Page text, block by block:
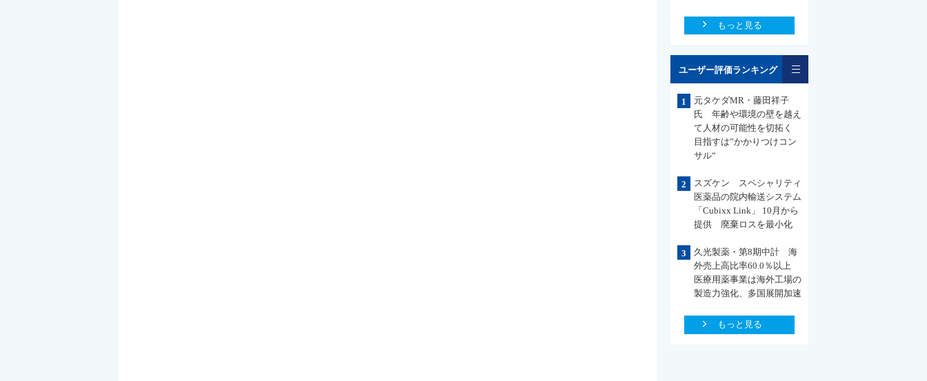
もっと見る
ユーザー評価ランキング
1
元タケダMR・藤田祥子
氏 年齢や環境の壁を越え
て人材の可能性を切拓く
目指すは”かかりつけコン
サル“
2
スズケン スペシャリティ
医薬品の院内輸送システム
「Cubixx Link」 10月から
提供 廃棄ロスを最小化
3
久光製薬・第8期中計 海
外売上高比率60.0％以上
医療用薬事業は海外工場の
製造力強化、多国展開加速
もっと見る